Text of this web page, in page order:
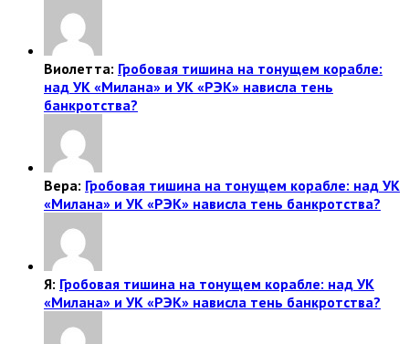
Виолетта: Гробовая тишина на тонущем корабле:
над УК «Милана» и УК «РЭК» нависла тень
банкротства?
Вера: Гробовая тишина на тонущем корабле: над УК
«Милана» и УК «РЭК» нависла тень банкротства?
Я: Гробовая тишина на тонущем корабле: над УК
«Милана» и УК «РЭК» нависла тень банкротства?